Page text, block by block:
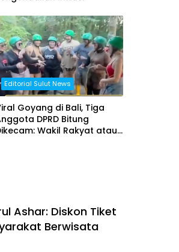
Editorial Sulut News
Goyang di Bali, Tiga
DPRD Bitung
Wakil Rakyat atau
Ashar: Diskon Tiket
Berwisata